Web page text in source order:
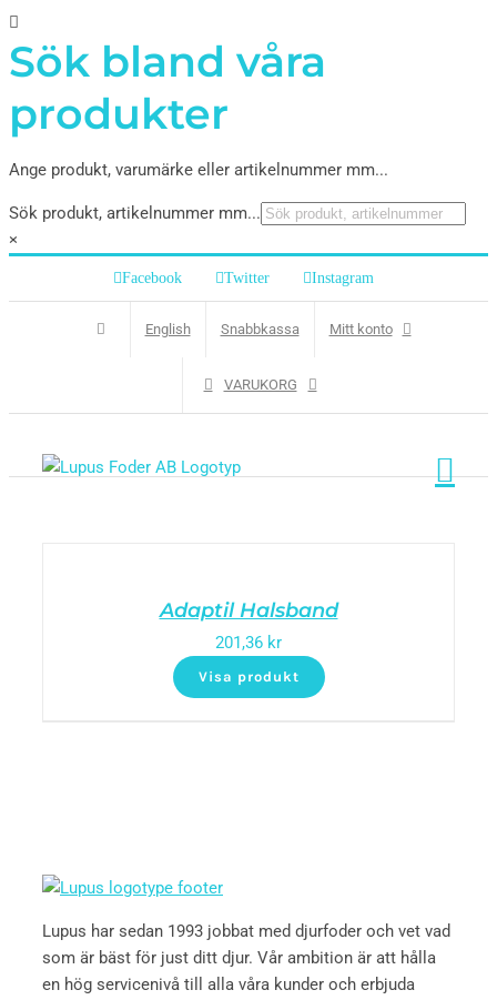
Sök bland våra
produkter
Ange produkt, varumärke eller artikelnummer mm...
Sök produkt, artikelnummer mm...
×
Facebook Twitter Instagram
English Snabbkassa Mitt konto
VARUKORG
Adaptil Halsband
201,36 kr
Visa produkt
Lupus har sedan 1993 jobbat med djurfoder och vet vad
som är bäst för just ditt djur. Vår ambition är att hålla
en hög servicenivå till alla våra kunder och erbjuda